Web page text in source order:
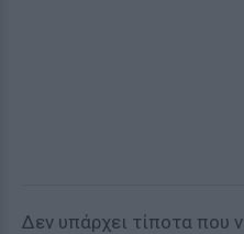
Δεν υπάρχει τίποτα που